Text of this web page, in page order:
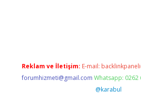
Reklam ve İletişim: E-mail:
forumhizmeti@gmail.com Whatsapp: 0262
@karabul